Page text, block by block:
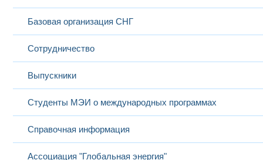
Базовая организация СНГ
Сотрудничество
Выпускники
Студенты МЭИ о международных программах
Справочная информация
Ассоциация "Глобальная энергия"